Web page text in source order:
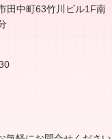
田中町63竹川ビル1F南